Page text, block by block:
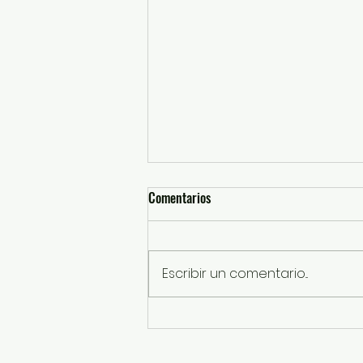
SSEM detiene a probables
Comentarios
Escribir un comentario...